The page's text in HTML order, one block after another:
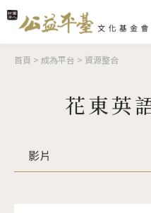
您在這裡
首頁 > 成為平台 > 資源整合
花東英